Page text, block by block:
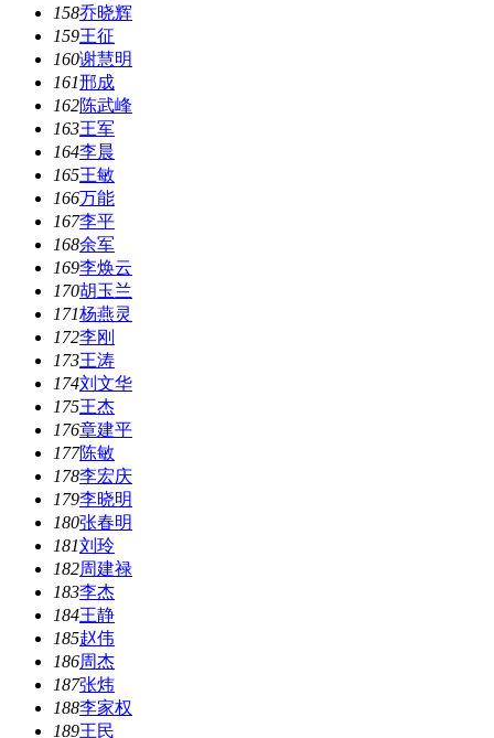
158乔晓辉
159王征
160谢慧明
161邢成
162陈武峰
163王军
164李晨
165王敏
166万能
167李平
168余军
169李焕云
170胡玉兰
171杨燕灵
172李刚
173王涛
174刘文华
175王杰
176章建平
177陈敏
178李宏庆
179李晓明
180张春明
181刘玲
182周建禄
183李杰
184王静
185赵伟
186周杰
187张炜
188李家权
189王民